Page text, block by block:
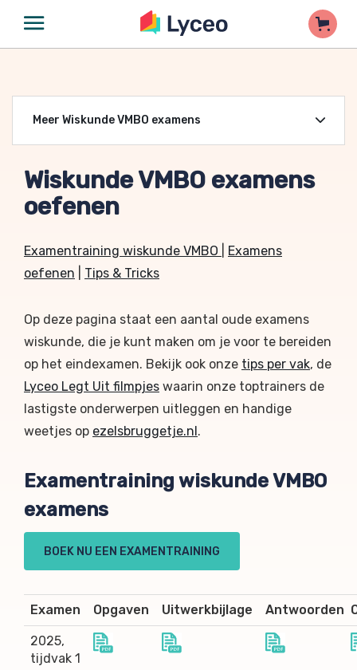
Meer Wiskunde VMBO examens
Wiskunde VMBO examens
oefenen
Examentraining wiskunde VMBO
Examens
oefenen
Tips & Tricks
Op deze pagina staat een aantal oude examens
wiskunde, die je kunt maken om je voor te bereiden
op het eindexamen. Bekijk ook onze tips per vak, de
Lyceo Legt Uit filmpjes waarin onze toptrainers de
lastigste onderwerpen uitleggen en handige
weetjes op ezelsbruggetje.nl.
Examentraining wiskunde VMBO
examens
BOEK NU EEN EXAMENTRAINING
Examen Opgaven Uitwerkbijlage Antwoorden
2025,
tijdvak 1